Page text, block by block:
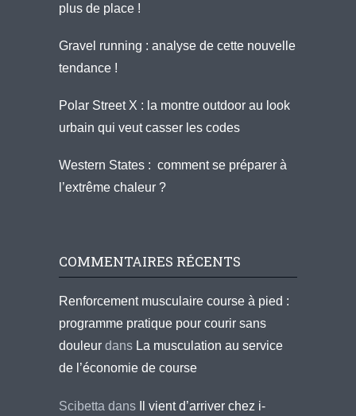
plus de place !
Gravel running : analyse de cette nouvelle
tendance !
Polar Street X : la montre outdoor au look
urbain qui veut casser les codes
Western States : comment se préparer à
l’extrême chaleur ?
COMMENTAIRES RÉCENTS
Renforcement musculaire course à pied :
programme pratique pour courir sans
douleur dans La musculation au service
de l’économie de course
Scibetta dans
Il vient d’arriver chez i-